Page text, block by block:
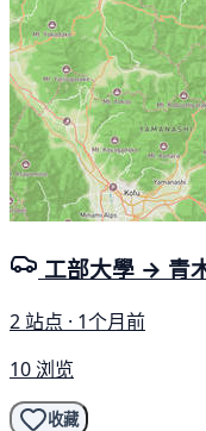
工部大學 → 青
2 站点 · 1个月前
10 浏览
收藏